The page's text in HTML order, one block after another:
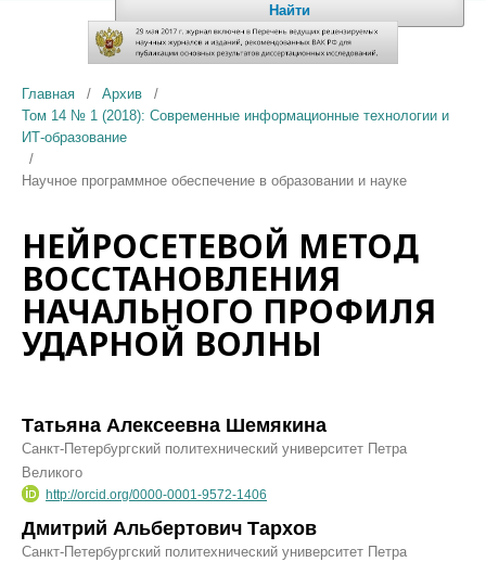
Найти
Главная / Архив
/
Том 14 № 1 (2018): Современные информационные технологии и
ИТ-образование
/
Научное программное обеспечение в образовании и науке
НЕЙРОСЕТЕВОЙ МЕТОД
ВОССТАНОВЛЕНИЯ
НАЧАЛЬНОГО ПРОФИЛЯ
УДАРНОЙ ВОЛНЫ
Татьяна Алексеевна Шемякина
Санкт-Петербургский политехнический университет Петра
Великого
http://orcid.org/0000-0001-9572-1406
Дмитрий Альбертович Тархов
Санкт-Петербургский политехнический университет Петра